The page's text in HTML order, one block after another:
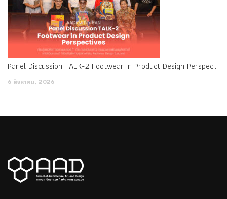
Panel Discussion TALK-2 Footwear in Product Design Perspectives
6 สิงหาคม, 2026